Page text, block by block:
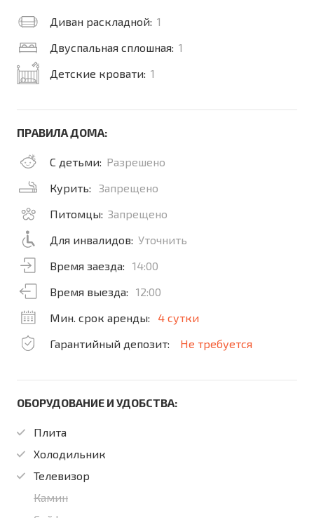
Диван раскладной: 1
Двуспальная сплошная: 1
Детские кровати: 1
ПРАВИЛА ДОМА:
С детьми: Разрешено
Курить:
Запрещено
Питомцы: Запрещено
Для инвалидов: Уточнить
Время заезда:
14:00
Время выезда:
12:00
Мин. срок аренды:
4 сутки
Гарантийный депозит:
Не требуется
ОБОРУДОВАНИЕ И УДОБСТВА:
Плита
Холодильник
Телевизор
Камин